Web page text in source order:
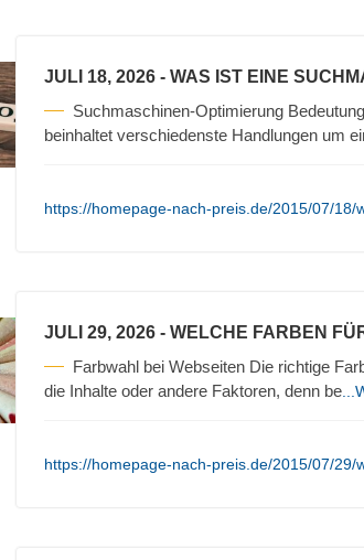
JULI 18, 2026 - WAS IST EINE
Suchmaschinen-Optimierung
beinhaltet verschiedenste Handlungen um
https://homepage-nach-preis.de/2015/07/
JULI 29, 2026 - WELCHE FARBEN
Farbwahl bei Webseiten Die richtige
die Inhalte oder andere Faktoren, denn be
https://homepage-nach-preis.de/2015/07/